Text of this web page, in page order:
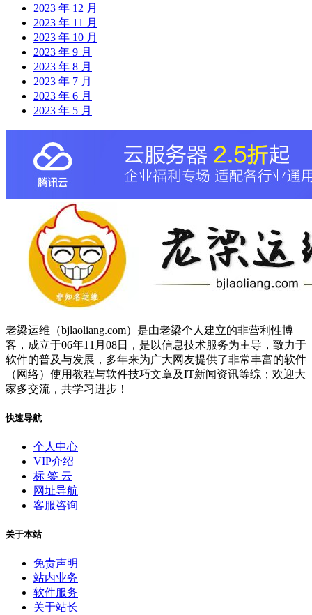
2023 年 12 月
2023 年 11 月
2023 年 10 月
2023 年 9 月
2023 年 8 月
2023 年 7 月
2023 年 6 月
2023 年 5 月
老梁运维（bjlaoliang.com）是由老梁个人建立的非营利性博
客，成立于06年11月08日，是以信息技术服务为主导，致力于
软件的普及与发展，多年来为广大网友提供了非常丰富的软件
（网络）使用教程与软件技巧文章及IT新闻资讯等综；欢迎大
家多交流，共学习进步！
快速导航
个人中心
VIP介绍
标 签 云
网址导航
客服咨询
关于本站
免责声明
站内业务
软件服务
关于站长